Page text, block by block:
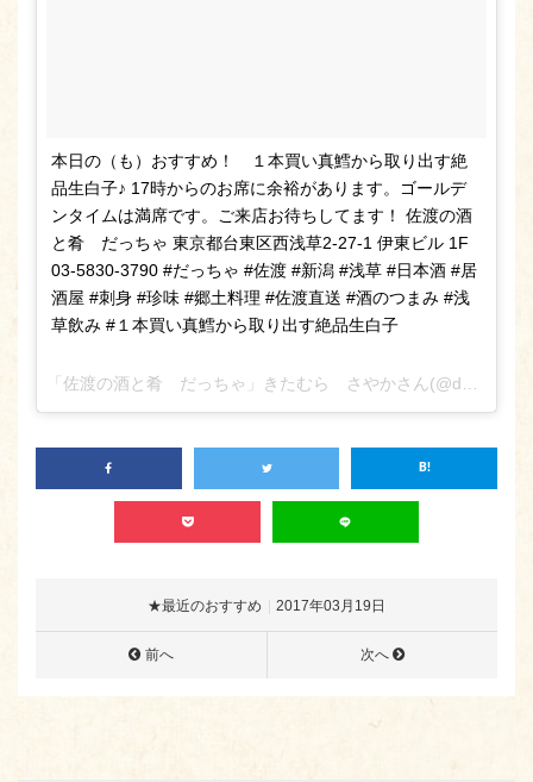
本日の（も）おすすめ！ １本買い真鱈から取り出す絶
品生白子♪ 17時からのお席に余裕があります。ゴールデ
ンタイムは満席です。ご来店お待ちしてます！ 佐渡の酒
と肴 だっちゃ 東京都台東区西浅草2-27-1 伊東ビル 1F
03-5830-3790 #だっちゃ #佐渡 #新潟 #浅草 #日本酒 #居
酒屋 #刺身 #珍味 #郷土料理 #佐渡直送 #酒のつまみ #浅
草飲み #１本買い真鱈から取り出す絶品生白子
「佐渡の酒と肴 だっちゃ」きたむら さやかさん(@daccha_sa_ya_ka_)がシェアした投稿 –
★最近のおすすめ 2017年03月19日
前へ 次へ